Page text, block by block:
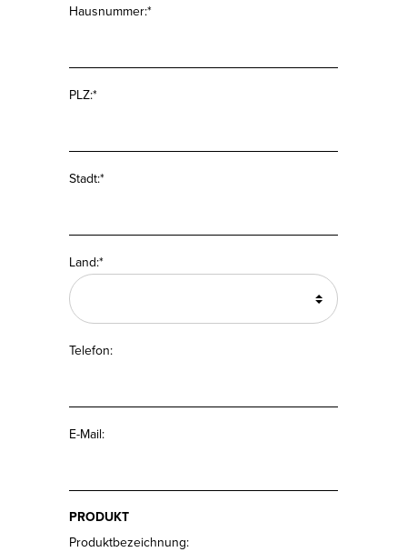
Hausnummer:*
PLZ:*
Stadt:*
Land:*
Telefon:
E-Mail:
PRODUKT
Produktbezeichnung: